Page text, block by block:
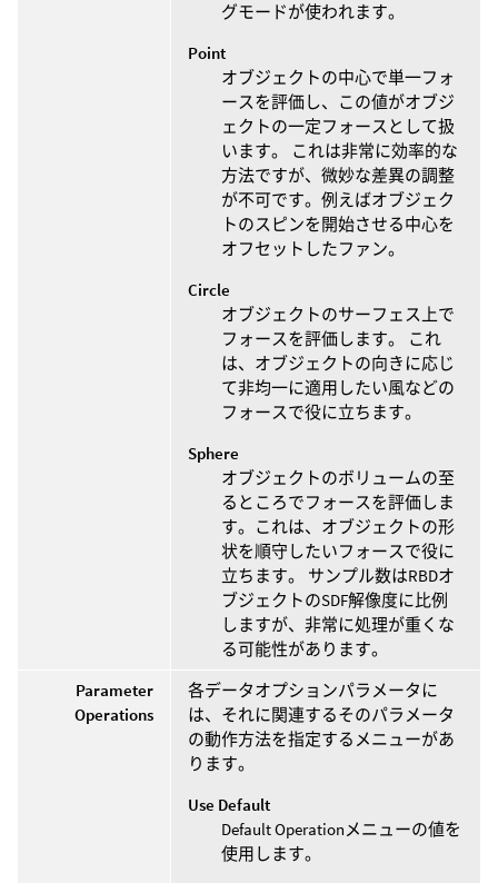
グモードが使われます。
Point
オブジェクトの中心で単一フォ
ースを評価し、この値がオブジ
ェクトの一定フォースとして扱
います。 これは非常に効率的な
方法ですが、微妙な差異の調整
が不可です。例えばオブジェク
トのスピンを開始させる中心を
オフセットしたファン。
Circle
オブジェクトのサーフェス上で
フォースを評価します。 これ
は、オブジェクトの向きに応じ
て非均一に適用したい風などの
フォースで役に立ちます。
Sphere
オブジェクトのボリュームの至
るところでフォースを評価しま
す。これは、オブジェクトの形
状を順守したいフォースで役に
立ちます。 サンプル数はRBDオ
ブジェクトのSDF解像度に比例
しますが、非常に処理が重くな
る可能性があります。
Parameter
Operations
各データオプションパラメータに
は、それに関連するそのパラメータ
の動作方法を指定するメニューがあ
ります。
Use Default
Default Operationメニューの値を
使用します。